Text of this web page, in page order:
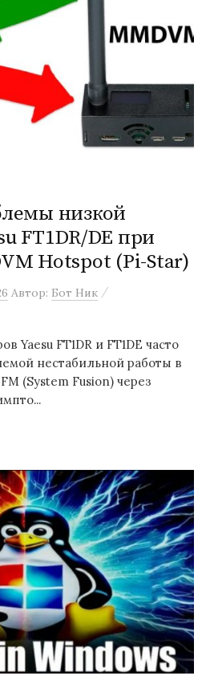
низкой
FT1DR/DE при
Hotspot (Pi-Star)
Автор: Бот Ник /
Yaesu FT1DR и FT1DE часто
нестабильной работы в
(System Fusion) через